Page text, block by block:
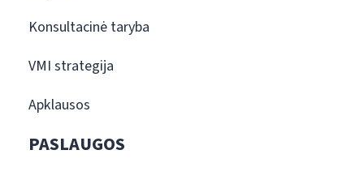
Konsultacinė taryba
VMI strategija
Apklausos
PASLAUGOS